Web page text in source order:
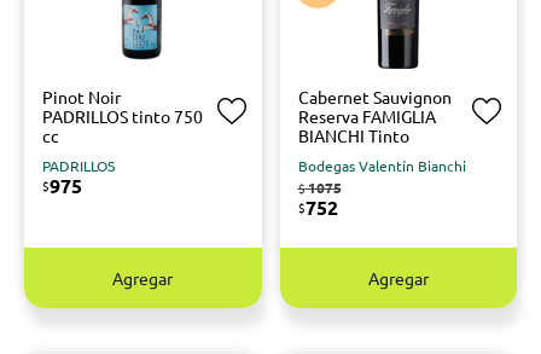
Pinot Noir
PADRILLOS tinto 750
cc
PADRILLOS
$975
Agregar
Cabernet Sauvignon
Reserva FAMIGLIA
BIANCHI Tinto
Bodegas Valentín Bianchi
$1075
$752
Agregar